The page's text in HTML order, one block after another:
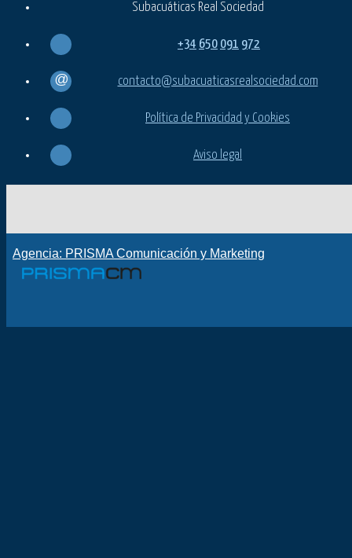
Subacuáticas Real Sociedad
+34 650 091 972
contacto@subacuaticasrealsociedad.com
Política de Privacidad y Cookies
Aviso legal
Agencia: PRISMA Comunicación y Marketing